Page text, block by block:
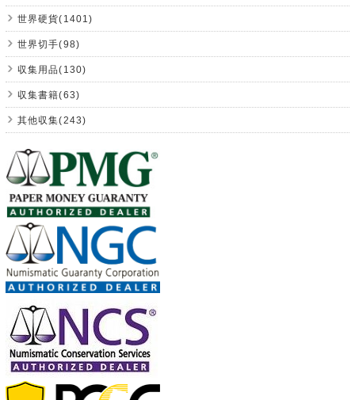
世界硬貨(1401)
世界切手(98)
収集用品(130)
収集書籍(63)
其他収集(243)